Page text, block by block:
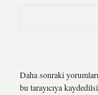
Daha sonraki
bu tarayıcıya